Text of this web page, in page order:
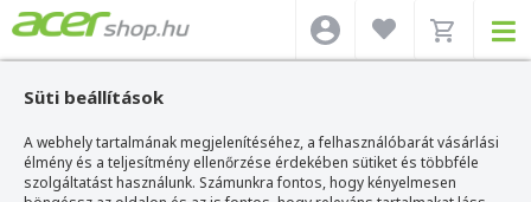
Süti beállítások
A webhely tartalmának megjelenítéséhez, a felhasználóbarát vásárlási
élmény és a teljesítmény ellenőrzése érdekében sütiket és többféle
szolgáltatást használunk. Számunkra fontos, hogy kényelmesen
Acer webshop>Kiegészítők>Egerek >Onikuma Egerek >Onikuma CW905
Gamer Egér - Pink
Onikuma CW905 Gamer Egér - Pink